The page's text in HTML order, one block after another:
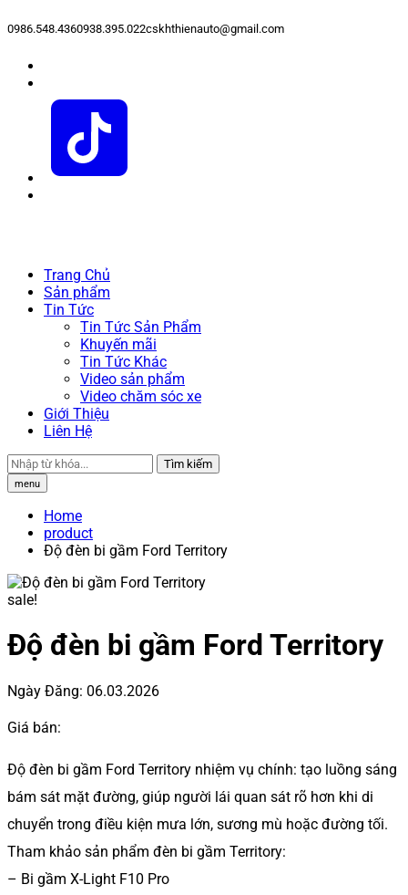
0986.548.4360938.395.022cskhthienauto@gmail.com
Trang Chủ
Sản phẩm
Tin Tức
Tin Tức Sản Phẩm
Khuyến mãi
Tin Tức Khác
Video sản phẩm
Video chăm sóc xe
Giới Thiệu
Liên Hệ
Tìm kiếm
menu
Home
product
Độ đèn bi gầm Ford Territory
sale!
Độ đèn bi gầm Ford Territory
Ngày Đăng: 06.03.2026
Giá bán:
Độ đèn bi gầm Ford Territory nhiệm vụ chính: tạo luồng sáng
bám sát mặt đường, giúp người lái quan sát rõ hơn khi di
chuyển trong điều kiện mưa lớn, sương mù hoặc đường tối.
Tham khảo sản phẩm đèn bi gầm Territory:
– Bi gầm X-Light F10 Pro